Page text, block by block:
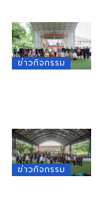
ข่าวกิจกรรม
ข่าวกิจกรรม